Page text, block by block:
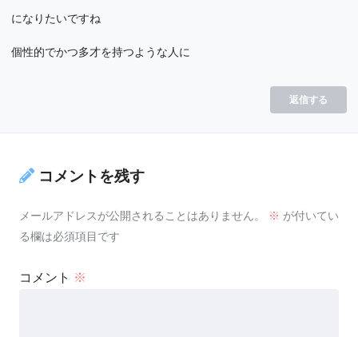
になりたいですね
個性的でかつ多才を持つような人に
返信する
コメントを残す
メールアドレスが公開されることはありません。 ※ が付いてい
る欄は必須項目です
コメント ※